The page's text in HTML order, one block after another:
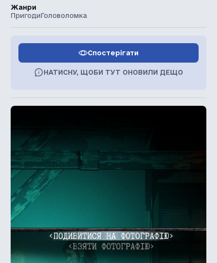
Жанри
ПригодиГоловоломка
Спостерігати
НАТИСНУ, ЩОБИ ТУТ ОНОВИЛИ ДЕЩО